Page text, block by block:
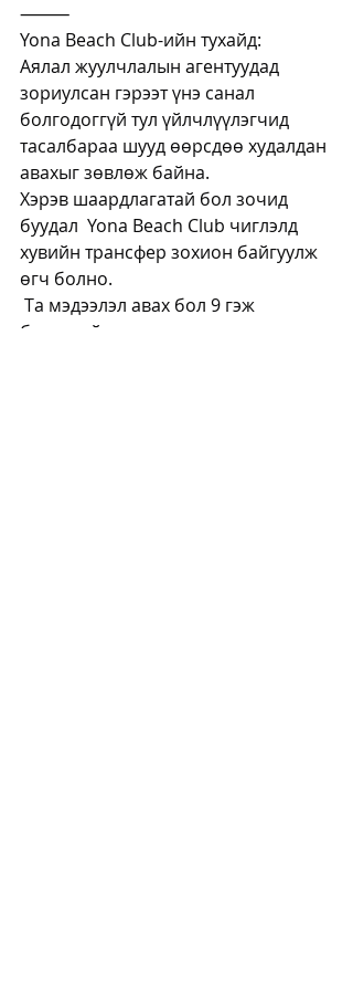
⸻
Yona Beach Club-ийн тухайд:
Аялал жуулчлалын агентуудад
зориулсан гэрээт үнэ санал
болгодоггүй тул үйлчлүүлэгчид
тасалбараа шууд өөрсдөө худалдан
авахыг зөвлөж байна.
Хэрэв шаардлагатай бол зочид
буудал  Yona Beach Club чиглэлд
хувийн трансфер зохион байгуулж
өгч болно.
Та мэдээлэл авах бол 9 гэж
бичээрэй.